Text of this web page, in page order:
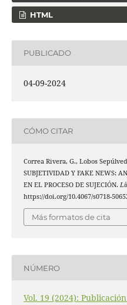
HTML
PUBLICADO
04-09-2024
CÓMO CITAR
Correa Rivera, G., Lobos
SUBJETIVIDAD Y FAKE NEWS:
EN EL PROCESO DE SUJECIÓN.
https://doi.org/10.4067/s0718-
Más formatos de cita
NÚMERO
Vol. 19 (2024):